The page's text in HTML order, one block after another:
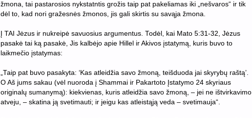
žmona, tai pastarosios nykstatntis grožis taip pat pakeliamas iki „nešvaros“ ir tik
dėl to, kad nori gražesnės žmonos, jis gali skirtis su savąja žmona.
Į TAI Jėzus ir nukreipė savuosius argumentus. Todėl, kai Mato 5:31-32, Jėzus
pasakė tai ką pasakė, Jis kalbėjo apie Hillel ir Akivos įstatymą, kuris buvo to
laikmečio įstatymas:
Taip pat buvo pasakyta: ‘Kas atleidžia savo žmoną, teišduoda jai skyrybų raštą’.
O Aš jums sakau (vėl nuoroda į Shammai ir Pakartoto Įstatymo 24 skyriaus
originalų sumanymą): kiekvienas, kuris atleidžia savo žmoną, – jei ne ištvirkavimo
atveju, – skatina ją svetimauti; ir jeigu kas atleistąją veda – svetimauja“.